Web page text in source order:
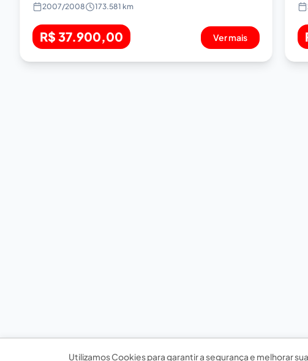
2007/2008 173.581 km
R$ 37.900,00 Ver mais
Utilizamos Cookies para garantir a segurança e melhorar